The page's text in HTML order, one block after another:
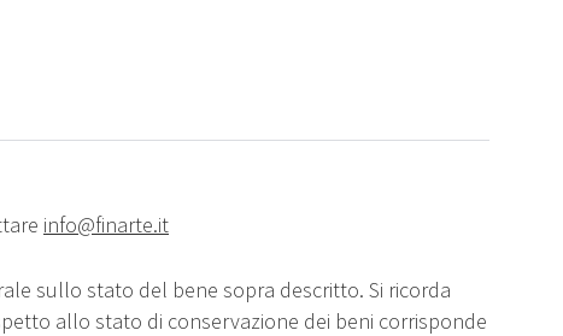
info@finarte.it
sullo stato del bene sopra descritto. Si ricorda
allo stato di conservazione dei beni corrisponde